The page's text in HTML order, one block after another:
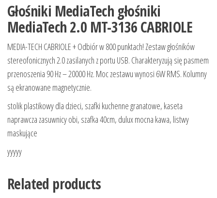
Głośniki MediaTech głośniki
MediaTech 2.0 MT-3136 CABRIOLE
MEDIA-TECH CABRIOLE + Odbiór w 800 punktach! Zestaw głośników
stereofonicznych 2.0 zasilanych z portu USB. Charakteryzują się pasmem
przenoszenia 90 Hz – 20000 Hz. Moc zestawu wynosi 6W RMS. Kolumny
są ekranowane magnetycznie.
stolik plastikowy dla dzieci, szafki kuchenne granatowe, kaseta
naprawcza zasuwnicy obi, szafka 40cm, dulux mocna kawa, listwy
maskujące
yyyyy
Related products